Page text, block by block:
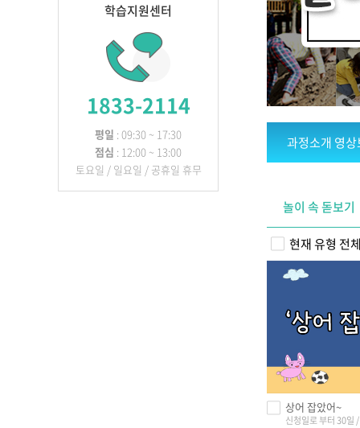
학습지원센터
1833-2114
평일 : 09:30 ~ 17:30
점심 : 12:00 ~ 13:00
토요일 / 일요일 / 공휴일 휴무
과정소개 영상
놀이 속 돋보기
현재 유형 전
상어 잡았어~
신청일로 부터 30일